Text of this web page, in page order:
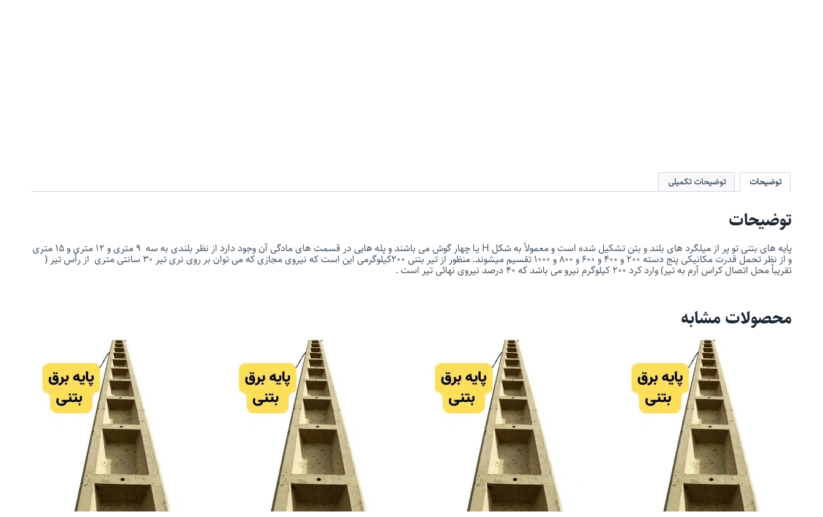
توضیحات توضیحات تکمیلی
توضیحات
پایه های بتنی تو پر از میلگرد های بلند و بتن تشکیل شده است و معمولاً به شکل H یـا چهار گوش می باشند و پله هایی در قسمت های مادگی آن وجود دارد از نظر بلندی به سه ۹ متری و ۱۲ متری و‍ ۱۵ متری
و از نظر تحمل قدرت مکانیکی پنج دسته ۲۰۰ و ۴۰۰ و ۶۰۰ و ۸۰۰ و ۱۰۰۰ تقسیم میشوند. منظور از تیر بتنی ۲۰۰کیلوگرمی این است که نیروی مجازی که می توان بر روی نری تیر ۳۰ سانتی متری از رأس تیر (
تقریباً محل اتصال کراس آرم به تیر) وارد کرد ۲۰۰ کیلوگرم نیرو می باشد که ۴۰ درصد نیروی نهائی تیر است .
محصولات مشابه